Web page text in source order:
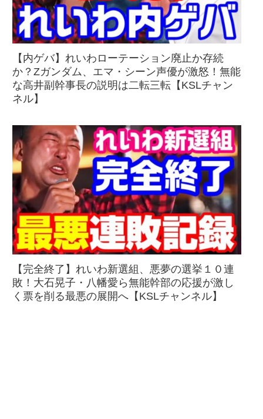
【内ゲバ】れいわローテーション廃止か存続
か？Zガンダム、エマ・シーン声優が激怒！無能
な高井副幹事長の説明は二転三転【KSLチャン
ネル】
【完全終了】れいわ新選組、悪夢の選挙１０連
敗！大石晃子・八幡愛ら無能幹部の応援が激し
く票を削る最悪の展開へ【KSLチャンネル】